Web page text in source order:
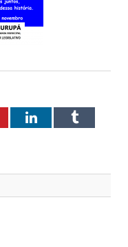
LinkedInTumblr